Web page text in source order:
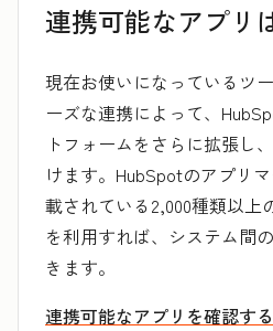
連携可能なアプリ
現在お使いになっているツ
ーズな連携によって、
トフォームをさらに拡張し
けます。HubSpotのアプリ
載されている2,000種類以上
を利用すれば、システム間
きます。
連携可能なアプリを確認する